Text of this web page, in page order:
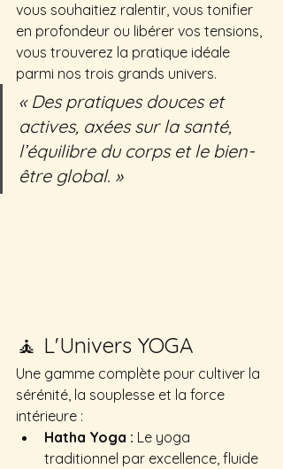
vous souhaitiez ralentir, vous tonifier
en profondeur ou libérer vos tensions,
vous trouverez la pratique idéale
parmi nos trois grands univers.
« Des pratiques douces et
actives, axées sur la santé,
l’équilibre du corps et le bien-
être global. »
🧘 L'Univers YOGA
Une gamme complète pour cultiver la
sérénité, la souplesse et la force
intérieure :
Hatha Yoga : Le yoga
traditionnel par excellence, fluide